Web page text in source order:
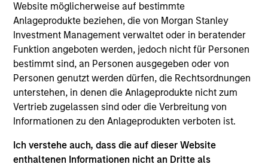
Website möglicherweise auf bestimmte
Anlageprodukte beziehen, die von Morgan Stanley
Investment Management verwaltet oder in beratender
Funktion angeboten werden, jedoch nicht für Personen
bestimmt sind, an Personen ausgegeben oder von
Personen genutzt werden dürfen, die Rechtsordnungen
unterstehen, in denen die Anlageprodukte nicht zum
Vertrieb zugelassen sind oder die Verbreitung von
Informationen zu den Anlageprodukten verboten ist.
Ich verstehe auch, dass die auf dieser Website
enthaltenen Informationen nicht an Dritte als
Differentiators
1